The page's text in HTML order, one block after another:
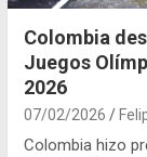
Colombia
Juegos
2026
07/02/2026
Colombia hizo